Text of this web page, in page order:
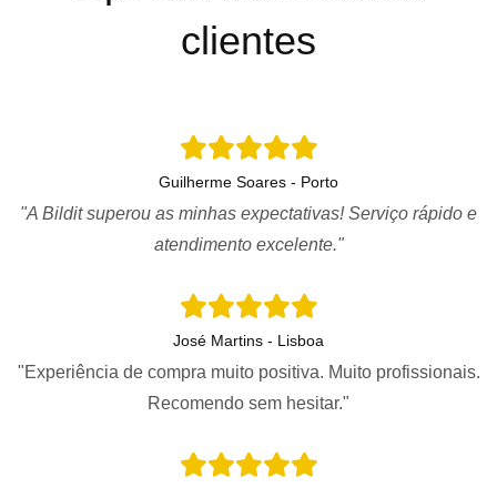
clientes
Guilherme Soares - Porto
"A Bildit superou as minhas expectativas! Serviço rápido e
atendimento excelente."
José Martins - Lisboa
"Experiência de compra muito positiva. Muito profissionais.
Recomendo sem hesitar."